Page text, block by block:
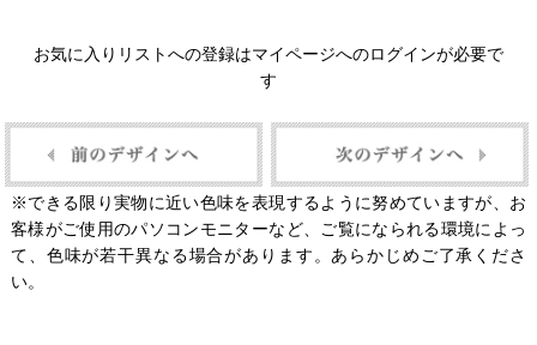
お気に入りリストへの登録はマイページへのログインが必要で
す
※できる限り実物に近い色味を表現するように努めていますが、お
客様がご使用のパソコンモニターなど、ご覧になられる環境によっ
て、色味が若干異なる場合があります。あらかじめご了承くださ
い。